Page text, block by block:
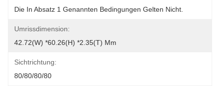
Die In Absatz 1 Genannten Bedingungen Gelten Nicht.
Umrissdimension:
42.72(W) *60.26(H) *2.35(T) Mm
Sichtrichtung:
80/80/80/80